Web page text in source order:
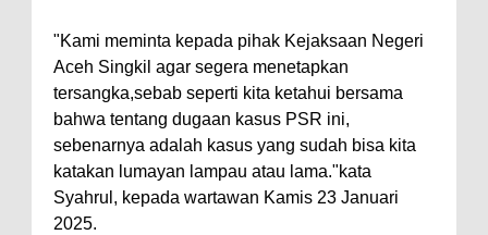
"Kami meminta kepada pihak Kejaksaan Negeri
Aceh Singkil agar segera menetapkan
tersangka,sebab seperti kita ketahui bersama
bahwa tentang dugaan kasus PSR ini,
sebenarnya adalah kasus yang sudah bisa kita
katakan lumayan lampau atau lama."kata
Syahrul, kepada wartawan Kamis 23 Januari
2025.